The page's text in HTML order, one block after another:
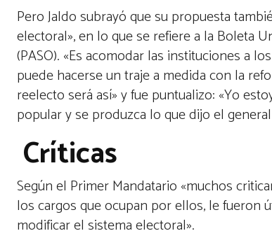
Pero Jaldo subrayó que su propuesta
electoral», en lo que se refiere a la Boleta
(PASO). «Es acomodar las instituciones a
puede hacerse un traje a medida con la
reelecto será así» y fue puntualizo: «Yo
popular y se produzca lo que dijo el
Críticas
Según el Primer Mandatario «muchos
los cargos que ocupan por ellos, le
modificar el sistema electoral».